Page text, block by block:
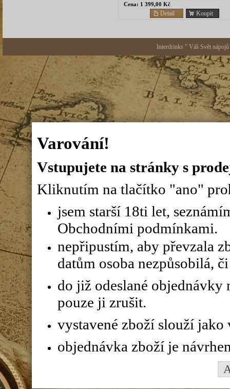
Cena: 1 399,00 Kč
Koupit
Detail
Interdrinks " Váš Svět
Varování!
Vstupujete na stránky s
Kliknutím na tlačítko "ano"
jsem starší 18ti let,
Obchodními podmínkami.
nepřipustím, aby převzala
datům osoba nezpůsobilá,
do již odeslané objednávky
pouze ji zrušit.
vystavené zboží slouží
objednávka zboží je